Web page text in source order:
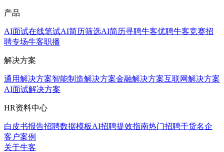
产品
AI面试在线笔试AI简历筛选AI简历寻聘牛客优聘牛客竞赛招
聘专场牛客职播
解决方案
通用解决方案智能制造解决方案金融解决方案互联网解决方案
AI面试解决方案
HR资料中心
白皮书报告招聘数据模板AI招聘提效指南热门招聘干货名企
客户案例
关于牛客